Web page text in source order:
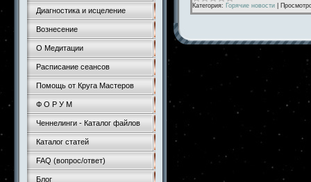
Диагностика и исцеление
Вознесение
О Медитации
Расписание сеансов
Помощь от Круга Мастеров
Ф О Р У М
Ченнелинги - Каталог файлов
Каталог статей
FAQ (вопрос/ответ)
Блог
Категория: Горячие новости